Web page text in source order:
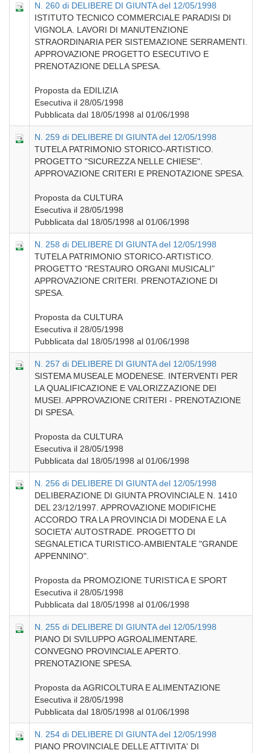
N. 260 di DELIBERE DI GIUNTA del 12/05/1998
ISTITUTO TECNICO COMMERCIALE PARADISI DI
VIGNOLA. LAVORI DI MANUTENZIONE
STRAORDINARIA PER SISTEMAZIONE SERRAMENTI.
APPROVAZIONE PROGETTO ESECUTIVO E
PRENOTAZIONE DELLA SPESA.
Proposta da EDILIZIA
Esecutiva il 28/05/1998
Pubblicata dal 18/05/1998 al 01/06/1998
N. 259 di DELIBERE DI GIUNTA del 12/05/1998
TUTELA PATRIMONIO STORICO-ARTISTICO.
PROGETTO "SICUREZZA NELLE CHIESE".
APPROVAZIONE CRITERI E PRENOTAZIONE SPESA.
Proposta da CULTURA
Esecutiva il 28/05/1998
Pubblicata dal 18/05/1998 al 01/06/1998
N. 258 di DELIBERE DI GIUNTA del 12/05/1998
TUTELA PATRIMONIO STORICO-ARTISTICO.
PROGETTO "RESTAURO ORGANI MUSICALI"
APPROVAZIONE CRITERI. PRENOTAZIONE DI
SPESA.
Proposta da CULTURA
Esecutiva il 28/05/1998
Pubblicata dal 18/05/1998 al 01/06/1998
N. 257 di DELIBERE DI GIUNTA del 12/05/1998
SISTEMA MUSEALE MODENESE. INTERVENTI PER
LA QUALIFICAZIONE E VALORIZZAZIONE DEI
MUSEI. APPROVAZIONE CRITERI - PRENOTAZIONE
DI SPESA.
Proposta da CULTURA
Esecutiva il 28/05/1998
Pubblicata dal 18/05/1998 al 01/06/1998
N. 256 di DELIBERE DI GIUNTA del 12/05/1998
DELIBERAZIONE DI GIUNTA PROVINCIALE N. 1410
DEL 23/12/1997. APPROVAZIONE MODIFICHE
ACCORDO TRA LA PROVINCIA DI MODENA E LA
SOCIETA' AUTOSTRADE. PROGETTO DI
SEGNALETICA TURISTICO-AMBIENTALE "GRANDE
APPENNINO".
Proposta da PROMOZIONE TURISTICA E SPORT
Esecutiva il 28/05/1998
Pubblicata dal 18/05/1998 al 01/06/1998
N. 255 di DELIBERE DI GIUNTA del 12/05/1998
PIANO DI SVILUPPO AGROALIMENTARE.
CONVEGNO PROVINCIALE APERTO.
PRENOTAZIONE SPESA.
Proposta da AGRICOLTURA E ALIMENTAZIONE
Esecutiva il 28/05/1998
Pubblicata dal 18/05/1998 al 01/06/1998
N. 254 di DELIBERE DI GIUNTA del 12/05/1998
PIANO PROVINCIALE DELLE ATTIVITA' DI